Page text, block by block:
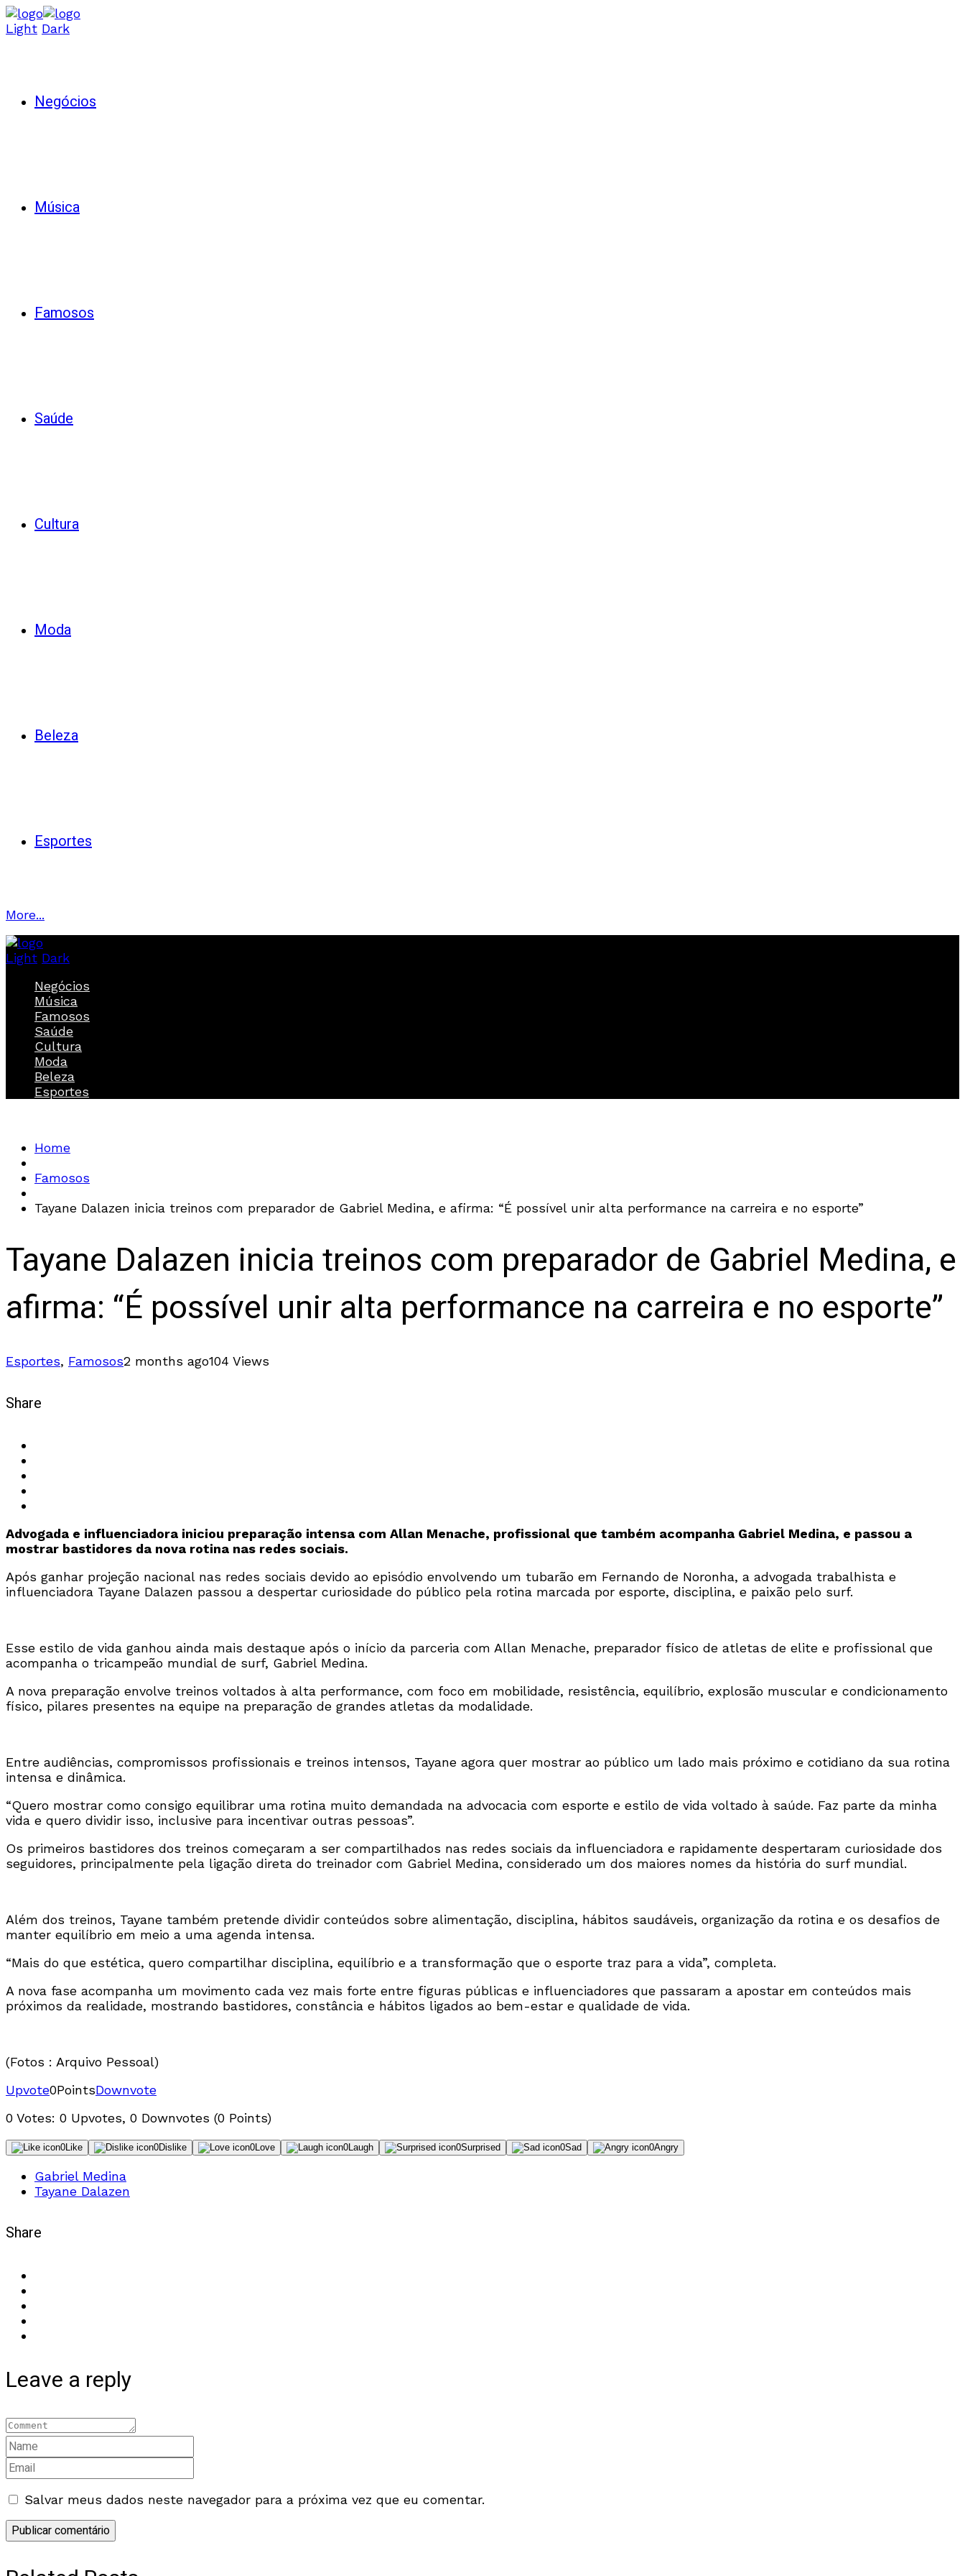
Light Dark
Negócios
Música
Famosos
Saúde
Cultura
Moda
Beleza
Esportes
More...
Light Dark
Negócios
Música
Famosos
Saúde
Cultura
Moda
Beleza
Esportes
Home
Famosos
Tayane Dalazen inicia treinos com preparador de Gabriel Medina, e afirma: “É possível unir alta performance na carreira e no esporte”
Tayane Dalazen inicia treinos com preparador de Gabriel Medina, e
afirma: “É possível unir alta performance na carreira e no esporte”
Esportes, Famosos2 months ago104 Views
Share
Advogada e influenciadora iniciou preparação intensa com Allan Menache, profissional que também acompanha Gabriel Medina, e passou a
mostrar bastidores da nova rotina nas redes sociais.
Após ganhar projeção nacional nas redes sociais devido ao episódio envolvendo um tubarão em Fernando de Noronha, a advogada trabalhista e
influenciadora Tayane Dalazen passou a despertar curiosidade do público pela rotina marcada por esporte, disciplina, e paixão pelo surf.
Esse estilo de vida ganhou ainda mais destaque após o início da parceria com Allan Menache, preparador físico de atletas de elite e profissional que
acompanha o tricampeão mundial de surf, Gabriel Medina.
A nova preparação envolve treinos voltados à alta performance, com foco em mobilidade, resistência, equilíbrio, explosão muscular e condicionamento
físico, pilares presentes na equipe na preparação de grandes atletas da modalidade.
Entre audiências, compromissos profissionais e treinos intensos, Tayane agora quer mostrar ao público um lado mais próximo e cotidiano da sua rotina
intensa e dinâmica.
“Quero mostrar como consigo equilibrar uma rotina muito demandada na advocacia com esporte e estilo de vida voltado à saúde. Faz parte da minha
vida e quero dividir isso, inclusive para incentivar outras pessoas”.
Os primeiros bastidores dos treinos começaram a ser compartilhados nas redes sociais da influenciadora e rapidamente despertaram curiosidade dos
seguidores, principalmente pela ligação direta do treinador com Gabriel Medina, considerado um dos maiores nomes da história do surf mundial.
Além dos treinos, Tayane também pretende dividir conteúdos sobre alimentação, disciplina, hábitos saudáveis, organização da rotina e os desafios de
manter equilíbrio em meio a uma agenda intensa.
“Mais do que estética, quero compartilhar disciplina, equilíbrio e a transformação que o esporte traz para a vida”, completa.
A nova fase acompanha um movimento cada vez mais forte entre figuras públicas e influenciadores que passaram a apostar em conteúdos mais
próximos da realidade, mostrando bastidores, constância e hábitos ligados ao bem-estar e qualidade de vida.
(Fotos : Arquivo Pessoal)
Upvote0PointsDownvote
0 Votes: 0 Upvotes, 0 Downvotes (0 Points)
0Like 0Dislike 0Love 0Laugh 0Surprised 0Sad 0Angry
Gabriel Medina
Tayane Dalazen
Share
Leave a reply
Salvar meus dados neste navegador para a próxima vez que eu comentar.